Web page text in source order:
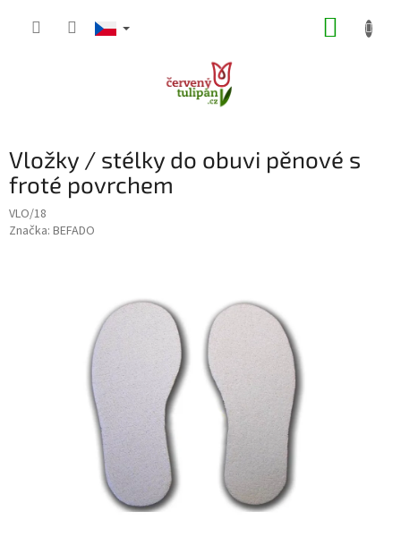
Vložky / stélky do obuvi pěnové s
froté povrchem
VLO/18
Značka: BEFADO